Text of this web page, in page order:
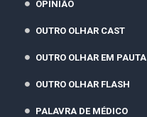
OPINIÃO
OUTRO OLHAR CAST
OUTRO OLHAR EM PAUTA
OUTRO OLHAR FLASH
PALAVRA DE MÉDICO